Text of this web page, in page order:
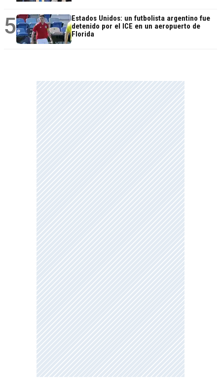
5
Estados Unidos: un futbolista argentino fue
detenido por el ICE en un aeropuerto de
Florida